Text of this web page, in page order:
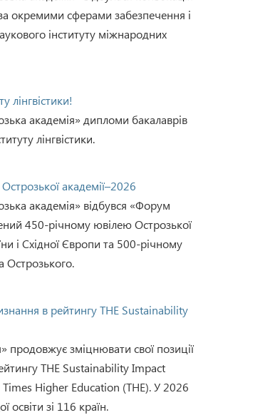
окремими сферами забезпечення і
інституту міжнародних
лінгвістики!
академія» дипломи бакалаврів
лінгвістики.
академії–2026
академія» відбувся «Форум
450-річному ювілею Острозької
і Східної Європи та 500-річному
Острозького.
в рейтингу THE Sustainability
продовжує зміцнювати свої позиції
THE Sustainability Impact
Higher Education (THE). У 2026
освіти зі 116 країн.